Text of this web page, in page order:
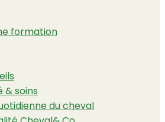
formation
& soins
du cheval